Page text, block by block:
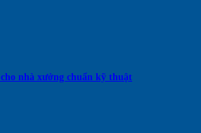
nhà xưởng chuẩn kỹ thuật